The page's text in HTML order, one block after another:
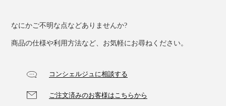
で、開いた状態をキープ。
なにかご不明な点などありませんか?
商品の仕様や利用方法など、お気軽にお尋ねください。
コンシェルジュに相談する
ご注文済みのお客様はこちらから